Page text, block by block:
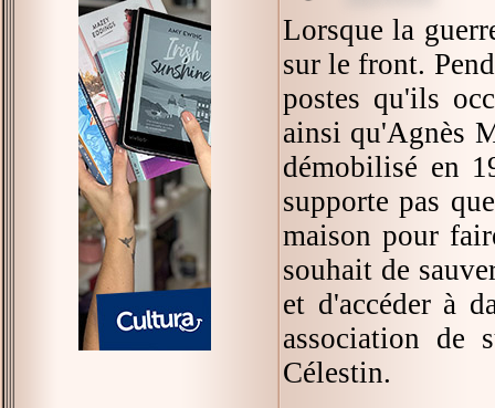
Lorsque la
sur le front.
postes qu'ils
ainsi qu'Agnès
démobilisé en
supporte pas
maison pour
souhait de
et d'accéder à
association de
Célestin.